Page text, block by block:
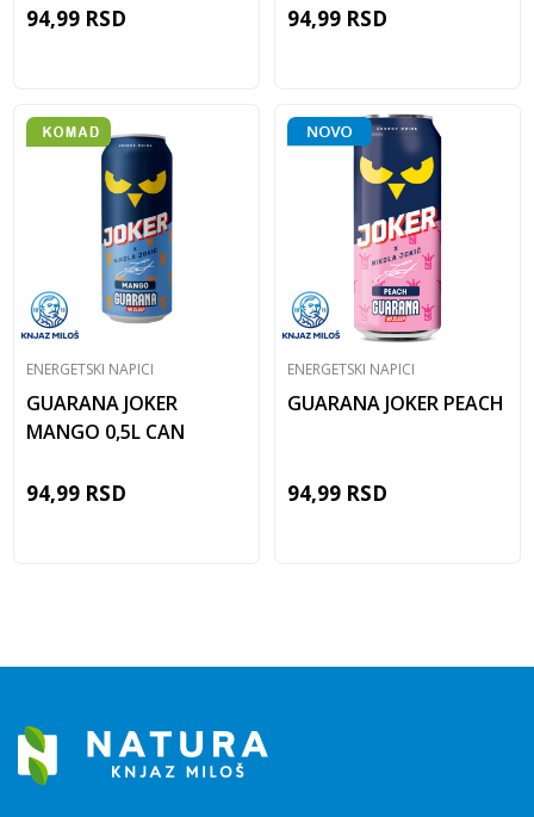
94,99 RSD 94,99 RSD
ENERGETSKI NAPICI
GUARANA JOKER
MANGO 0,5L CAN
94,99 RSD
ENERGETSKI NAPICI
GUARANA JOKER PEACH
94,99 RSD